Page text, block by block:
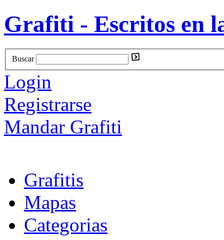
Grafiti - Escritos en
Buscar
Login
Registrarse
Mandar Grafiti
Grafitis
Mapas
Categorias